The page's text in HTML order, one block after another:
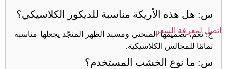
س: هل هذه الأريكة مناسبة للديكور الكلاسيكي؟
ج: نعم، تصميمها المنحني ومسند الظهر المنجّد يجعلها مناسبة
تمامًا للمجالس الكلاسيكية.
س: ما نوع الخشب المستخدم؟
اتصل لمعرفة السعر